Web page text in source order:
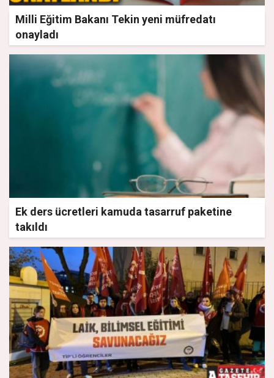
Milli Eğitim Bakanı Tekin yeni müfredatı
onayladı
Ek ders ücretleri kamuda tasarruf paketine
takıldı